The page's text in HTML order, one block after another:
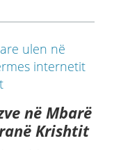
në Mbarë
Krishtit